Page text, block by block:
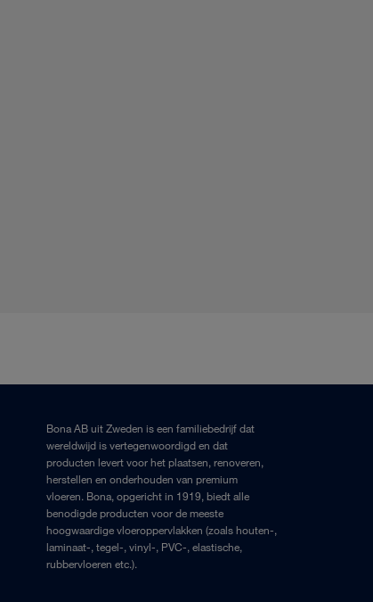
Bona AB uit Zweden is een familiebedrijf dat
wereldwijd is vertegenwoordigd en dat
producten levert voor het plaatsen, renoveren,
herstellen en onderhouden van premium
vloeren. Bona, opgericht in 1919, biedt alle
benodigde producten voor de meeste
hoogwaardige vloeroppervlakken (zoals houten-,
laminaat-, tegel-, vinyl-, PVC-, elastische,
rubbervloeren etc.).